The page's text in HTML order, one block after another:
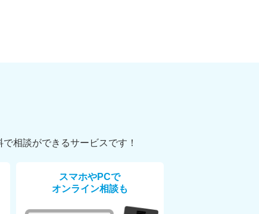
相談ができるサービスです！
スマホやPCで
オンライン相談も